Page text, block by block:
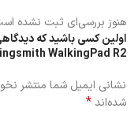
هنوز بررسی‌ای ثبت نشده
اولین کسی باشید که
WalkingPad R2”
نشانی ایمیل شما منتشر
شده‌اند*